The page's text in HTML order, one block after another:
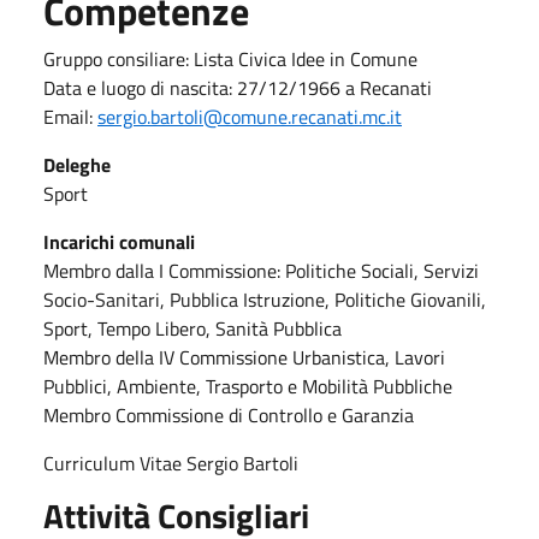
Gruppo consiliare: Lista Civica Idee in Comune
Data e luogo di nascita: 27/12/1966 a Recanati
Email:sergio.bartoli@comune.recanati.mc.it
Deleghe
Sport
Incarichi comunali
Membro dalla I Commissione: Politiche Sociali, Servizi
Socio-Sanitari, Pubblica Istruzione, Politiche Giovanili,
Sport, Tempo Libero, Sanità Pubblica
Membro della IV Commissione Urbanistica, Lavori
Pubblici, Ambiente, Trasporto e Mobilità Pubbliche
Membro Commissione di Controllo e Garanzia
Curriculum Vitae Sergio Bartoli
Attività Consigliari